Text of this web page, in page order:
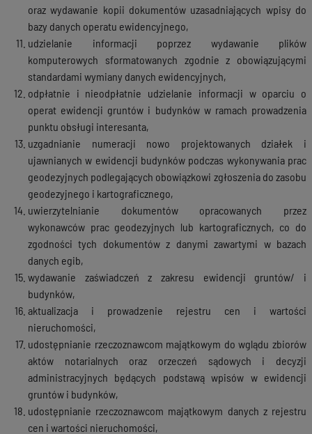
oraz wydawanie kopii dokumentów uzasadniających wpisy do
bazy danych operatu ewidencyjnego,
udzielanie informacji poprzez wydawanie plików
komputerowych sformatowanych zgodnie z obowiązującymi
standardami wymiany danych ewidencyjnych,
odpłatnie i nieodpłatnie udzielanie informacji w oparciu o
operat ewidencji gruntów i budynków w ramach prowadzenia
punktu obsługi interesanta,
uzgadnianie numeracji nowo projektowanych działek i
ujawnianych w ewidencji budynków podczas wykonywania prac
geodezyjnych podlegających obowiązkowi zgłoszenia do zasobu
geodezyjnego i kartograficznego,
uwierzytelnianie dokumentów opracowanych przez
wykonawców prac geodezyjnych lub kartograficznych, co do
zgodności tych dokumentów z danymi zawartymi w bazach
danych egib,
wydawanie zaświadczeń z zakresu ewidencji gruntów/ i
budynków,
aktualizacja i prowadzenie rejestru cen i wartości
nieruchomości,
udostępnianie rzeczoznawcom majątkowym do wglądu zbiorów
aktów notarialnych oraz orzeczeń sądowych i decyzji
administracyjnych będących podstawą wpisów w ewidencji
gruntów i budynków,
udostępnianie rzeczoznawcom majątkowym danych z rejestru
cen i wartości nieruchomości,